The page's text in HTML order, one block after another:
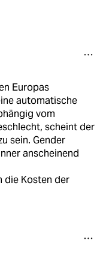
Europas
automatische
vom
scheint der
sein. Gender
anscheinend
die Kosten der